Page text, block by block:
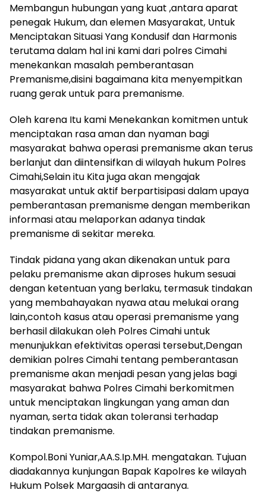
Membangun hubungan yang kuat ,antara aparat
penegak Hukum, dan elemen Masyarakat, Untuk
Menciptakan Situasi Yang Kondusif dan Harmonis
terutama dalam hal ini kami dari polres Cimahi
menekankan masalah pemberantasan
Premanisme,disini bagaimana kita menyempitkan
ruang gerak untuk para premanisme.
Oleh karena Itu kami Menekankan komitmen untuk
menciptakan rasa aman dan nyaman bagi
masyarakat bahwa operasi premanisme akan terus
berlanjut dan diintensifkan di wilayah hukum Polres
Cimahi,Selain itu Kita juga akan mengajak
masyarakat untuk aktif berpartisipasi dalam upaya
pemberantasan premanisme dengan memberikan
informasi atau melaporkan adanya tindak
premanisme di sekitar mereka.
Tindak pidana yang akan dikenakan untuk para
pelaku premanisme akan diproses hukum sesuai
dengan ketentuan yang berlaku, termasuk tindakan
yang membahayakan nyawa atau melukai orang
lain,contoh kasus atau operasi premanisme yang
berhasil dilakukan oleh Polres Cimahi untuk
menunjukkan efektivitas operasi tersebut,Dengan
demikian polres Cimahi tentang pemberantasan
premanisme akan menjadi pesan yang jelas bagi
masyarakat bahwa Polres Cimahi berkomitmen
untuk menciptakan lingkungan yang aman dan
nyaman, serta tidak akan toleransi terhadap
tindakan premanisme.
Kompol.Boni Yuniar,AA.S.Ip.MH. mengatakan. Tujuan
diadakannya kunjungan Bapak Kapolres ke wilayah
Hukum Polsek Margaasih di antaranya.